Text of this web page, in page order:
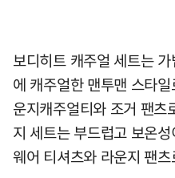
보디히트 캐주얼 세트는
에 캐주얼한 맨투맨 스타
운지캐주얼티와 조거 팬
지 세트는 부드럽고 보온
웨어 티셔츠와 라운지 팬